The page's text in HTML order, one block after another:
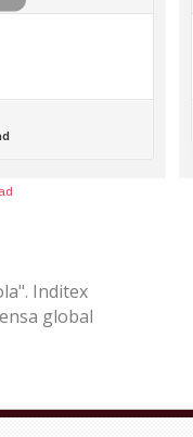
Inditex
global